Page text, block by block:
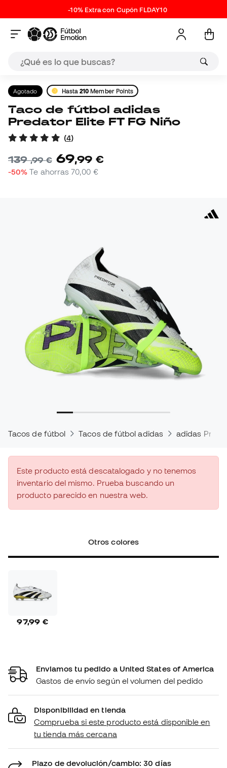
-10% Extra con Cupón FLDAY10
Agotado Hasta210 Member Points
Taco de fútbol adidas
Predator Elite FT FG Niño
(4)
139,99 € 69,99 €
-50% Te ahorras70,00 €
Tacos de fútbol Tacos de fútbol adidas adidas
Este producto está descatalogado y no tenemos
inventario del mismo. Prueba buscando un
producto parecido en nuestra web.
Otros colores
97,99 €
Enviamos tu pedido a United States of America
Gastos de envío según el volumen del pedido
Disponibilidad en tienda
Comprueba si este producto está disponible en
tu tienda más cercana
Plazo de devolución/cambio: 30 días